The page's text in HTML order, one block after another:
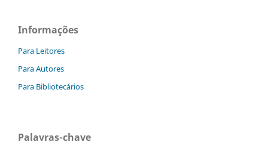
Informações
Para Leitores
Para Autores
Para Bibliotecários
Palavras-chave